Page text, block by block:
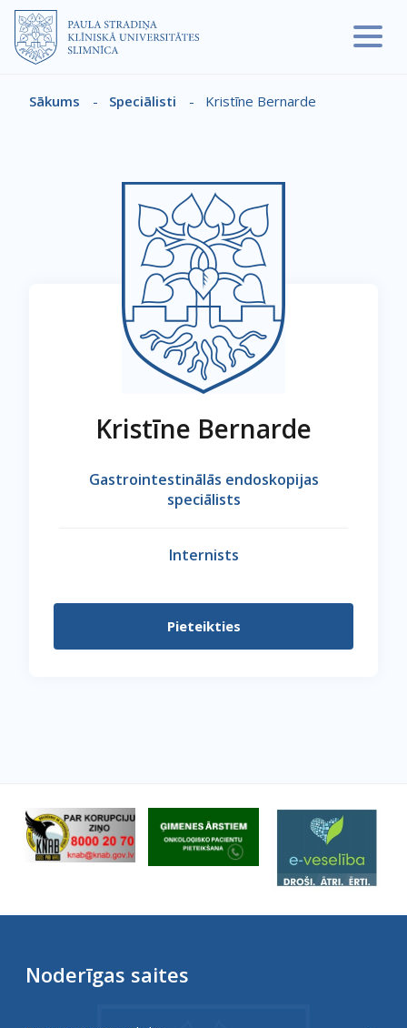
Pārlekt uz galveno saturu
Atpakaļceļš
Sākums - Speciālisti - Kristīne Bernarde
Kristīne Bernarde
Gastrointestinālās endoskopijas
speciālists
Internists
Pieteikties
Noderīgas saites